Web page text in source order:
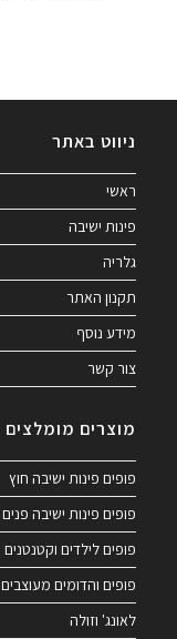
ניווט באתר
ראשי
פינות ישיבה
גלריה
תקנון האתר
מידע נוסף
צור קשר
מוצרים מומלצים
פופים פינות ישיבה חוץ
פופים פינות ישיבה פנים
פופים לילדים וקטנטנים
פופים והדומים מעוצבים
לאונג' וזולה